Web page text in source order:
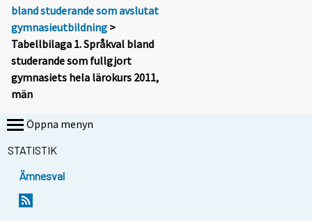
bland studerande som avslutat
gymnasieutbildning >
Tabellbilaga 1. Språkval bland
studerande som fullgjort
gymnasiets hela lärokurs 2011,
män
Öppna menyn
STATISTIK
Ämnesval